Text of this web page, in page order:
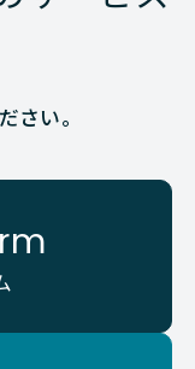
さい。